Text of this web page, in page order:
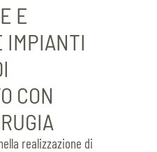
E
IMPIANTI
CON
realizzazione di